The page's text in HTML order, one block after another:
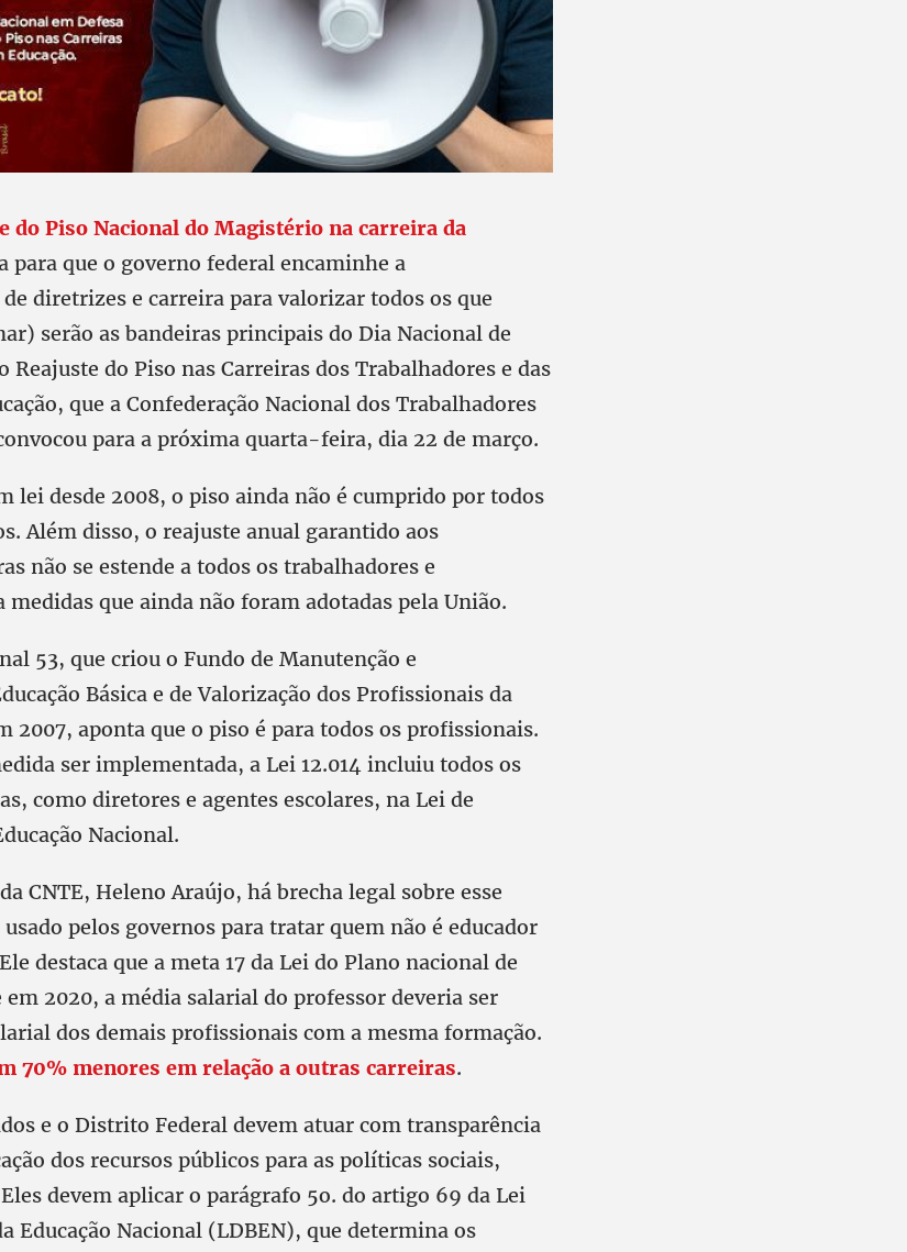
do Piso Nacional do Magistério na carreira da
para que o governo federal encaminhe a
diretrizes e carreira para valorizar todos os que
serão as bandeiras principais do Dia Nacional de
Reajuste do Piso nas Carreiras dos Trabalhadores e das
que a Confederação Nacional dos Trabalhadores
para a próxima quarta-feira, dia 22 de março.
lei desde 2008, o piso ainda não é cumprido por todos
Além disso, o reajuste anual garantido aos
não se estende a todos os trabalhadores e
que ainda não foram adotadas pela União.
53, que criou o Fundo de Manutenção e
Básica e de Valorização dos Profissionais da
2007, aponta que o piso é para todos os profissionais.
ser implementada, a Lei 12.014 incluiu todos os
como diretores e agentes escolares, na Lei de
Nacional.
CNTE, Heleno Araújo, há brecha legal sobre esse
pelos governos para tratar quem não é educador
destaca que a meta 17 da Lei do Plano nacional de
em 2020, a média salarial do professor deveria ser
dos demais profissionais com a mesma formação.
70% menores em relação a outras carreiras.
e o Distrito Federal devem atuar com transparência
dos recursos públicos para as políticas sociais,
devem aplicar o parágrafo 5o. do artigo 69 da Lei
Educação Nacional (LDBEN), que determina os